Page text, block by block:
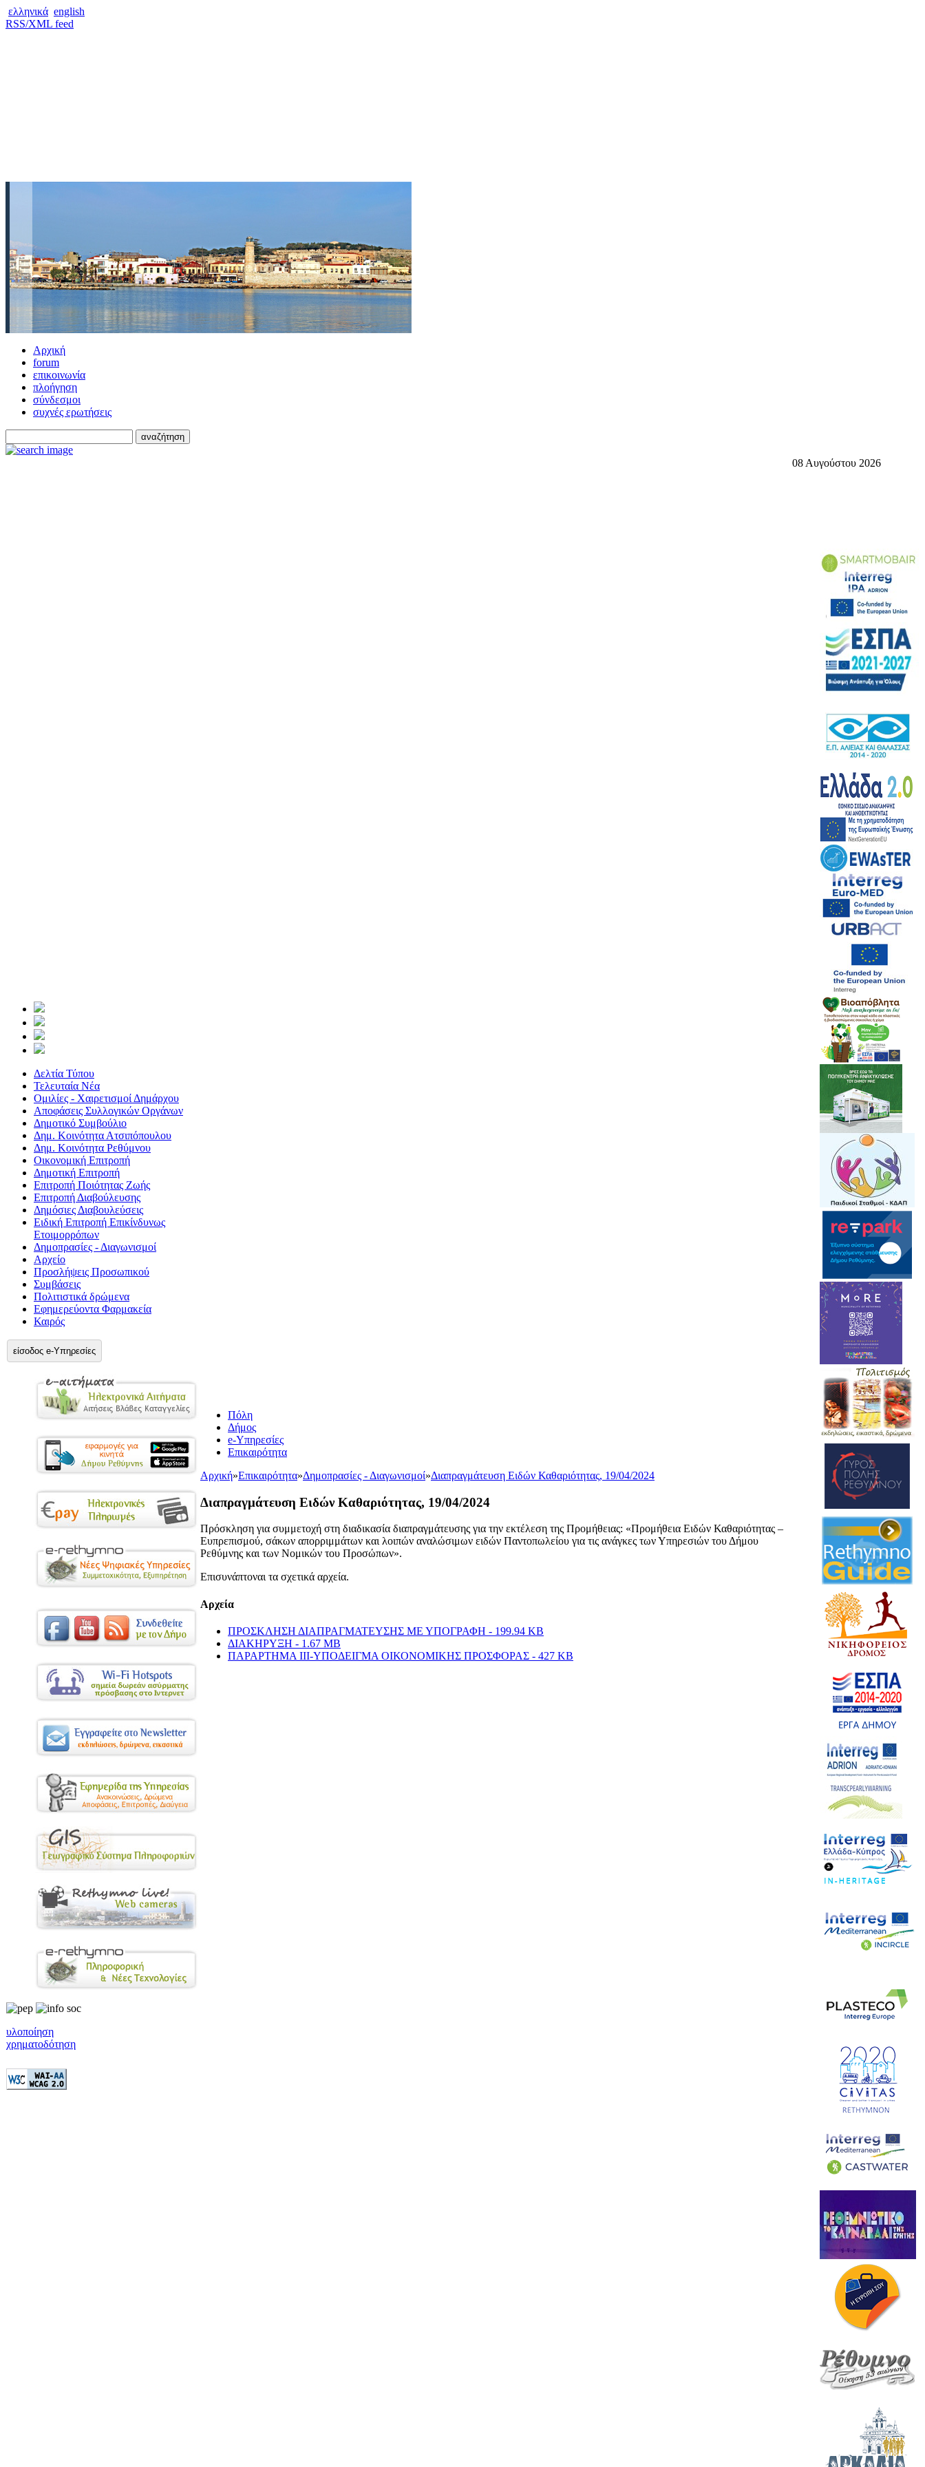
ελληνικά english
RSS/XML feed
Αρχική
forum
επικοινωνία
πλοήγηση
σύνδεσμοι
συχνές ερωτήσεις
Δελτία Τύπου
Τελευταία Νέα
Ομιλίες - Χαιρετισμοί Δημάρχου
Αποφάσεις Συλλογικών Οργάνων
Δημοτικό Συμβούλιο
Δημ. Κοινότητα Ατσιπόπουλου
Δημ. Κοινότητα Ρεθύμνου
Οικονομική Επιτροπή
Δημοτική Επιτροπή
Επιτροπή Ποιότητας Ζωής
Επιτροπή Διαβούλευσης
Δημόσιες Διαβουλεύσεις
Ειδική Επιτροπή Επικίνδυνως
Ετοιμορρόπων
Δημοπρασίες - Διαγωνισμοί
Αρχείο
Προσλήψεις Προσωπικού
Συμβάσεις
Πολιτιστικά δρώμενα
Εφημερεύοντα Φαρμακεία
Καιρός
είσοδος e-Υπηρεσίες
υλοποίηση
χρηματοδότηση
Πόλη
Δήμος
e-Υπηρεσίες
Επικαιρότητα
Αρχική»Επικαιρότητα»Δημοπρασίες - Διαγωνισμοί»Διαπραγμάτευση Ειδών Καθαριότητας, 19/04/2024
Διαπραγμάτευση Ειδών Καθαριότητας, 19/04/2024
Πρόσκληση για συμμετοχή στη διαδικασία διαπραγμάτευσης για την εκτέλεση της Προμήθειας: «Προμήθεια Ειδών Καθαριότητας –
Ευπρεπισμού, σάκων απορριμμάτων και λοιπών αναλώσιμων ειδών Παντοπωλείου για τις ανάγκες των Υπηρεσιών του Δήμου
Ρεθύμνης και των Νομικών του Προσώπων».
Επισυνάπτοναι τα σχετικά αρχεία.
Αρχεία
ΠΡΟΣΚΛΗΣΗ ΔΙΑΠΡΑΓΜΑΤΕΥΣΗΣ ΜΕ ΥΠΟΓΡΑΦΗ - 199.94 KB
ΔΙΑΚΗΡΥΞΗ - 1.67 MB
ΠΑΡΑΡΤΗΜΑ ΙΙΙ-ΥΠΟΔΕΙΓΜΑ ΟΙΚΟΝΟΜΙΚΗΣ ΠΡΟΣΦΟΡΑΣ - 427 KB
08 Αυγούστου 2026